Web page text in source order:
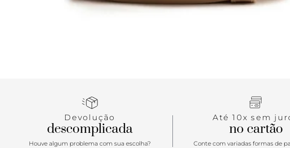
Devolução
descomplicada
Houve algum problema com sua escolha?
Até 10x sem
no cartão
Conte com variadas formas de